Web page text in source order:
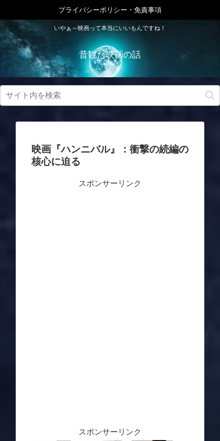
いやぁ～映画って本当にいいもんですね！
昔観た映画の話
プライバシーポリシー・免責事項
映画『ハンニバル』：衝撃の続編の
核心に迫る
スポンサーリンク
スポンサーリンク